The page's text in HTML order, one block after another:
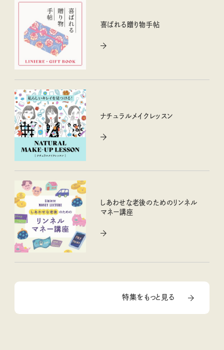
喜ばれる贈り物手帖
ナチュラルメイクレッスン
しあわせな老後のためのリンネル
マネー講座
特集をもっと見る